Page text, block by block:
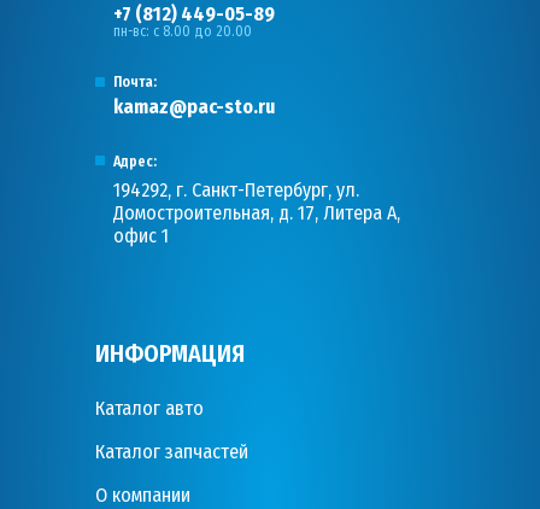
+7 (812) 449-05-89
пн-вс: с 8.00 до 20.00
Почта:
kamaz@pac-sto.ru
Адрес:
194292, г. Санкт-Петербург, ул.
Домостроительная, д. 17, Литера А,
офис 1
ИНФОРМАЦИЯ
Каталог авто
Каталог запчастей
О компании